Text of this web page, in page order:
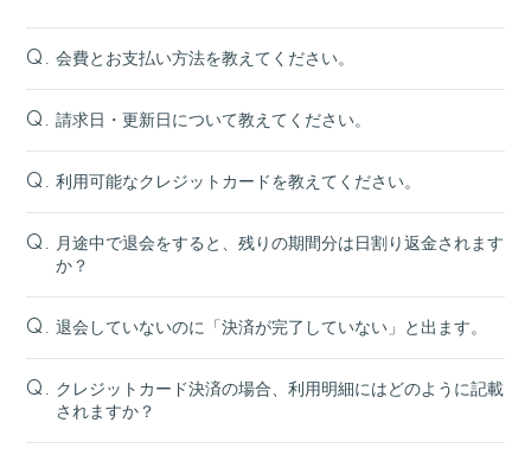
Q. 会費とお支払い方法を教えてください。
Q. 請求日・更新日について教えてください。
Q. 利用可能なクレジットカードを教えてください。
Q. 月途中で退会をすると、残りの期間分は日割り返金されます
か？
Q. 退会していないのに「決済が完了していない」と出ます。
Q. クレジットカード決済の場合、利用明細にはどのように記載
されますか？